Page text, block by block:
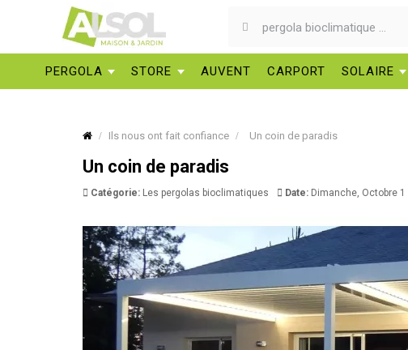
PERGOLA STORE AUVENT CARPORT SOLAIRE
Ils nous ont fait confiance Un coin de paradis
Un coin de paradis
Catégorie: Les pergolas bioclimatiques Date: Dimanche, Octobre 1